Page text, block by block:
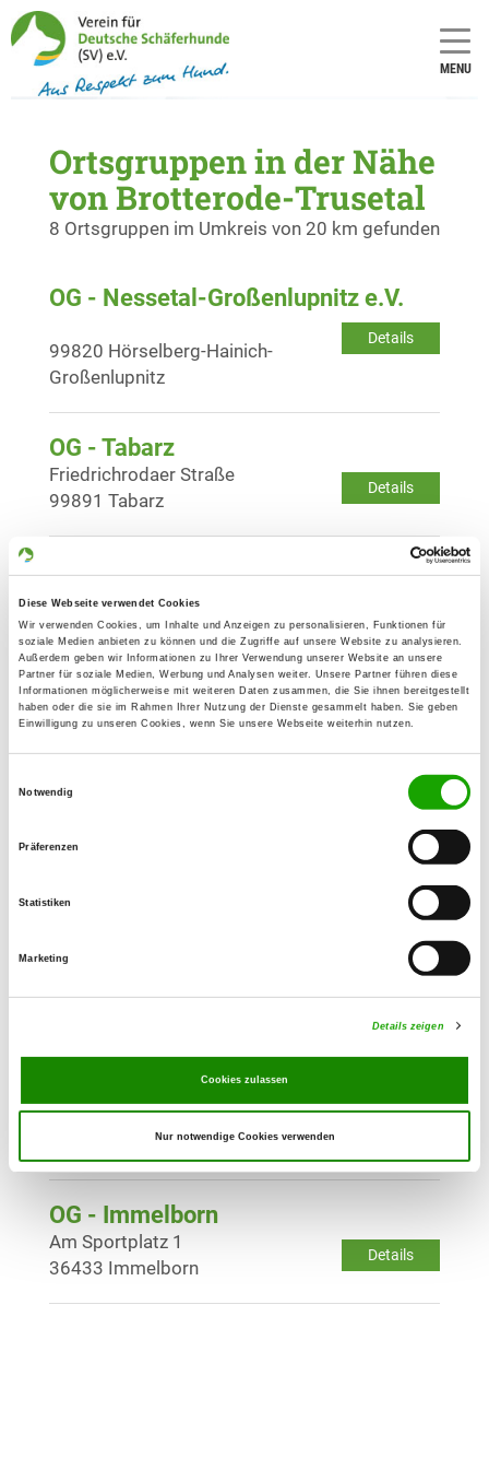
Diese Webseite verwendet Cookies
Wir verwenden Cookies, um Inhalte und Anzeigen zu personalisieren, Funktionen für
soziale Medien anbieten zu können und die Zugriffe auf unsere Website zu analysieren.
Außerdem geben wir Informationen zu Ihrer Verwendung unserer Website an unsere
Partner für soziale Medien, Werbung und Analysen weiter. Unsere Partner führen diese
Informationen möglicherweise mit weiteren Daten zusammen, die Sie ihnen bereitgestellt
haben oder die sie im Rahmen Ihrer Nutzung der Dienste gesammelt haben. Sie geben
Einwilligung zu unseren Cookies, wenn Sie unsere Webseite weiterhin nutzen.
Notwendig
Präferenzen
Statistiken
Marketing
Details zeigen
Cookies zulassen
Nur notwendige Cookies verwenden
MENU
Ortsgruppen in der Nähe
von Brotterode-Trusetal
8 Ortsgruppen im Umkreis von 20 km gefunden
OG - Nessetal-Großenlupnitz e.V.
Details
99820 Hörselberg-Hainich-
Großenlupnitz
OG - Tabarz
Details
Friedrichrodaer Straße
99891 Tabarz
OG - Waltershausen
Auf dem Kalkberg
99880 Waltershausen
OG - Eisenach
Auf dem Habichtsberg
Details
98574 Schmalkalden
OG - Struth-Helmershof "Am
Helmerser Feld
98593 Struth-Helmershof
OG - Immelborn
Details
Am Sportplatz 1
36433 Immelborn